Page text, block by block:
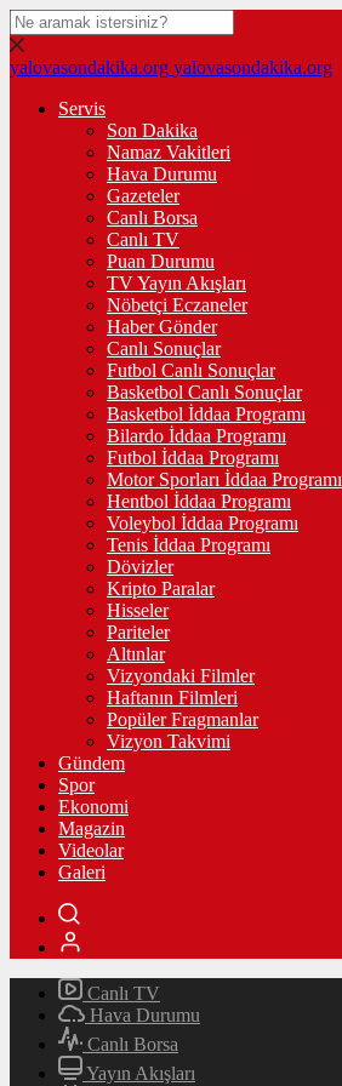
yalovasondakika.org yalovasondakika.org
Servis
Son Dakika
Namaz Vakitleri
Hava Durumu
Gazeteler
Canlı Borsa
Canlı TV
Puan Durumu
TV Yayın Akışları
Nöbetçi Eczaneler
Haber Gönder
Canlı Sonuçlar
Futbol Canlı Sonuçlar
Basketbol Canlı Sonuçlar
Basketbol İddaa Programı
Bilardo İddaa Programı
Futbol İddaa Programı
Motor Sporları İddaa Programı
Hentbol İddaa Programı
Voleybol İddaa Programı
Tenis İddaa Programı
Dövizler
Kripto Paralar
Hisseler
Pariteler
Altınlar
Vizyondaki Filmler
Haftanın Filmleri
Popüler Fragmanlar
Vizyon Takvimi
Gündem
Spor
Ekonomi
Magazin
Videolar
Galeri
Canlı TV
Hava Durumu
Canlı Borsa
Yayın Akışları